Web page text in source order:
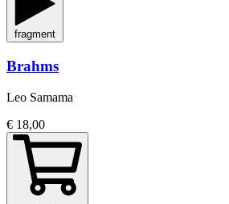
fragment
Brahms
Leo Samama
€ 18,00